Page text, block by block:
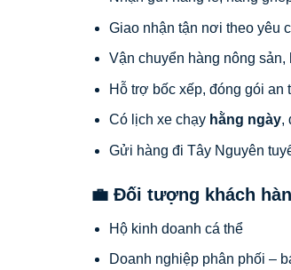
Giao nhận tận nơi theo yêu
Vận chuyển hàng nông
Hỗ trợ bốc xếp, đóng gói an
Có lịch xe chạy hằng ngày,
Gửi hàng đi Tây Nguyên
💼 Đối tượng khách
Hộ kinh doanh cá thể
Doanh nghiệp phân phối –